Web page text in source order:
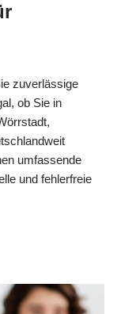
zuverlässige
ob Sie in
umfassende
und fehlerfreie